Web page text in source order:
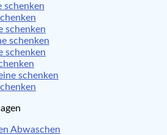
schenken
schenken
schenken
schenken
schenken
Abwaschen